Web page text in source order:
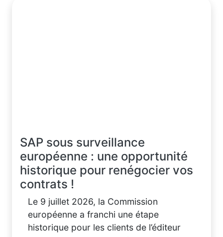
SAP sous surveillance
européenne : une opportunité
historique pour renégocier vos
contrats !
Le 9 juillet 2026, la Commission
européenne a franchi une étape
historique pour les clients de l’éditeur